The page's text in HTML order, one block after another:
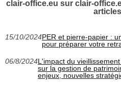
clair-office.eu sur clair-
15/10/2024PER et pierre-papier :
pour préparer votre
06/8/2024L'impact du
sur la gestion de
enjeux, nouvelles